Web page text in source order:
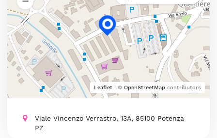
Leaflet | © OpenStreetMap contributors
Viale Vincenzo Verrastro, 13A, 85100 Potenza
PZ